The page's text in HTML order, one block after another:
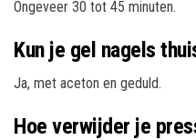
Ongeveer 30 tot 45 minuten.
Kun je gel nagels
Ja, met aceton en geduld.
Hoe verwijder je